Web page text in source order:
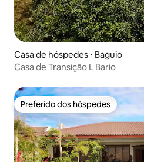
Casa de hóspedes ⋅ Baguio
Casa de Transição L Bario
Preferido dos hóspedes
Preferido dos hóspedes